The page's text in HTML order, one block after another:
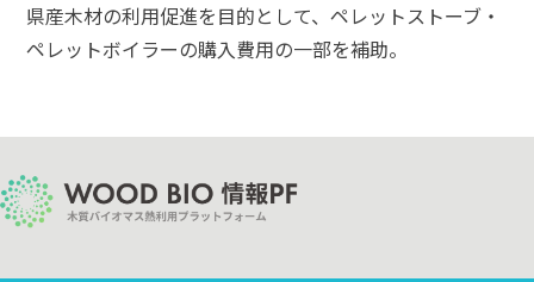
県産木材の利用促進を目的として、ペレットストーブ・
ペレットボイラーの購入費用の一部を補助。